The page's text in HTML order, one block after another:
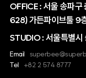
OFFICE :서울 송파구
628) 가든파이브툴 9
STUDIO : 서울특별
Email
Tel
+82 2 574 8777